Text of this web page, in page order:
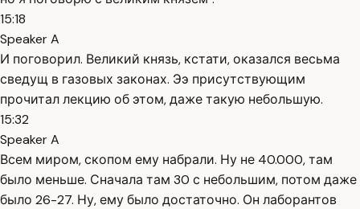
15:18
Speaker A
И поговорил. Великий князь, кстати, оказался весьма
сведущ в газовых законах. Ээ присутствующим
прочитал лекцию об этом, даже такую небольшую.
15:32
Speaker A
Всем миром, скопом ему набрали. Ну не 40.000, там
было меньше. Сначала там 30 с небольшим, потом даже
было 26-27. Ну, ему было достаточно. Он лаборантов